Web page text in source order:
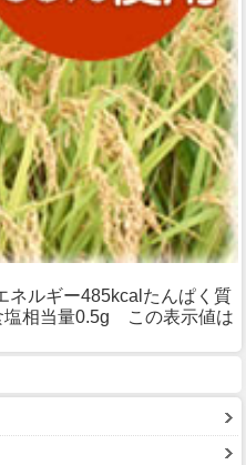
ネルギー485kcalたんぱく質
塩相当量0.5g この表示値は